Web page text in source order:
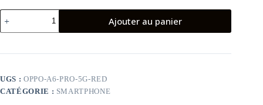
quantité
de
Oppo
Pro
256Go
Rouge
Ajouter au panier
UGS : OPPO-A6-PRO-5G-RED
CATÉGORIE : SMARTPHONE